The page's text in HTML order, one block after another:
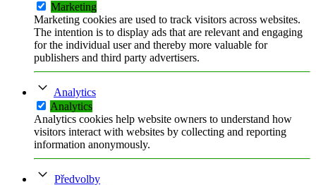
Marketing
Marketing cookies are used to track visitors across websites.
The intention is to display ads that are relevant and engaging
for the individual user and thereby more valuable for
publishers and third party advertisers.
Analytics
Analytics
Analytics cookies help website owners to understand how
visitors interact with websites by collecting and reporting
information anonymously.
Předvolby